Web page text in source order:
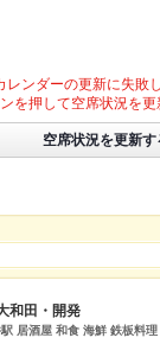
レンダーの更新に失敗
を押して空席状況を更
空席状況を更新す
和田・開発
居酒屋 和食 海鮮 鉄板料